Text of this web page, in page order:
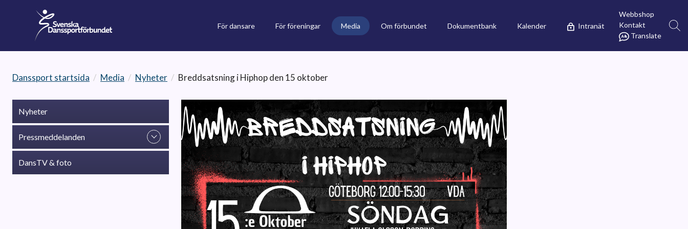
För dansare För föreningar Media Om förbundet Dokumentbank Kalender Intranät
Webbshop
Kontakt
Translate
Danssport startsida / Media / Nyheter / Breddsatsning i Hiphop den 15 oktober
Nyheter
Pressmeddelanden
DansTV & foto